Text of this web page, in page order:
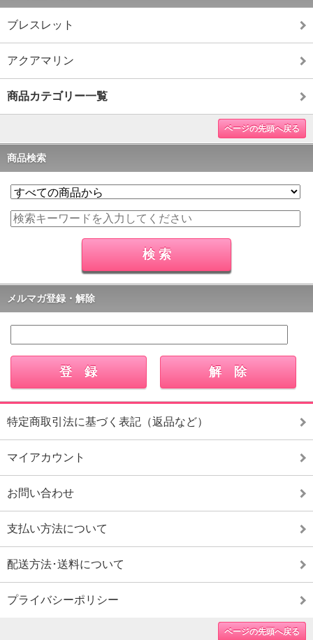
ブレスレット
アクアマリン
商品カテゴリー一覧
ページの先頭へ戻る
商品検索
メルマガ登録・解除
特定商取引法に基づく表記（返品など）
マイアカウント
お問い合わせ
支払い方法について
配送方法･送料について
プライバシーポリシー
ページの先頭へ戻る